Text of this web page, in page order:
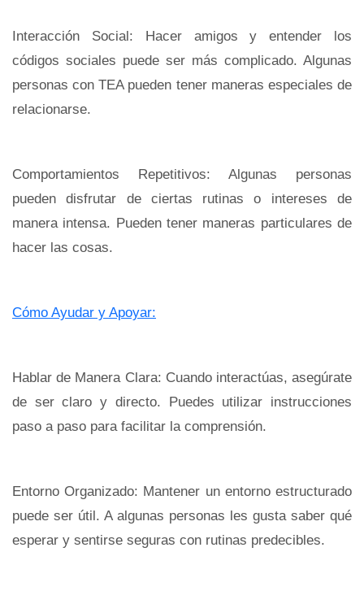
Interacción Social: Hacer amigos y entender los
códigos sociales puede ser más complicado. Algunas
personas con TEA pueden tener maneras especiales de
relacionarse.
Comportamientos Repetitivos: Algunas personas
pueden disfrutar de ciertas rutinas o intereses de
manera intensa. Pueden tener maneras particulares de
hacer las cosas.
Cómo Ayudar y Apoyar:
Hablar de Manera Clara: Cuando interactúas, asegúrate
de ser claro y directo. Puedes utilizar instrucciones
paso a paso para facilitar la comprensión.
Entorno Organizado: Mantener un entorno estructurado
puede ser útil. A algunas personas les gusta saber qué
esperar y sentirse seguras con rutinas predecibles.